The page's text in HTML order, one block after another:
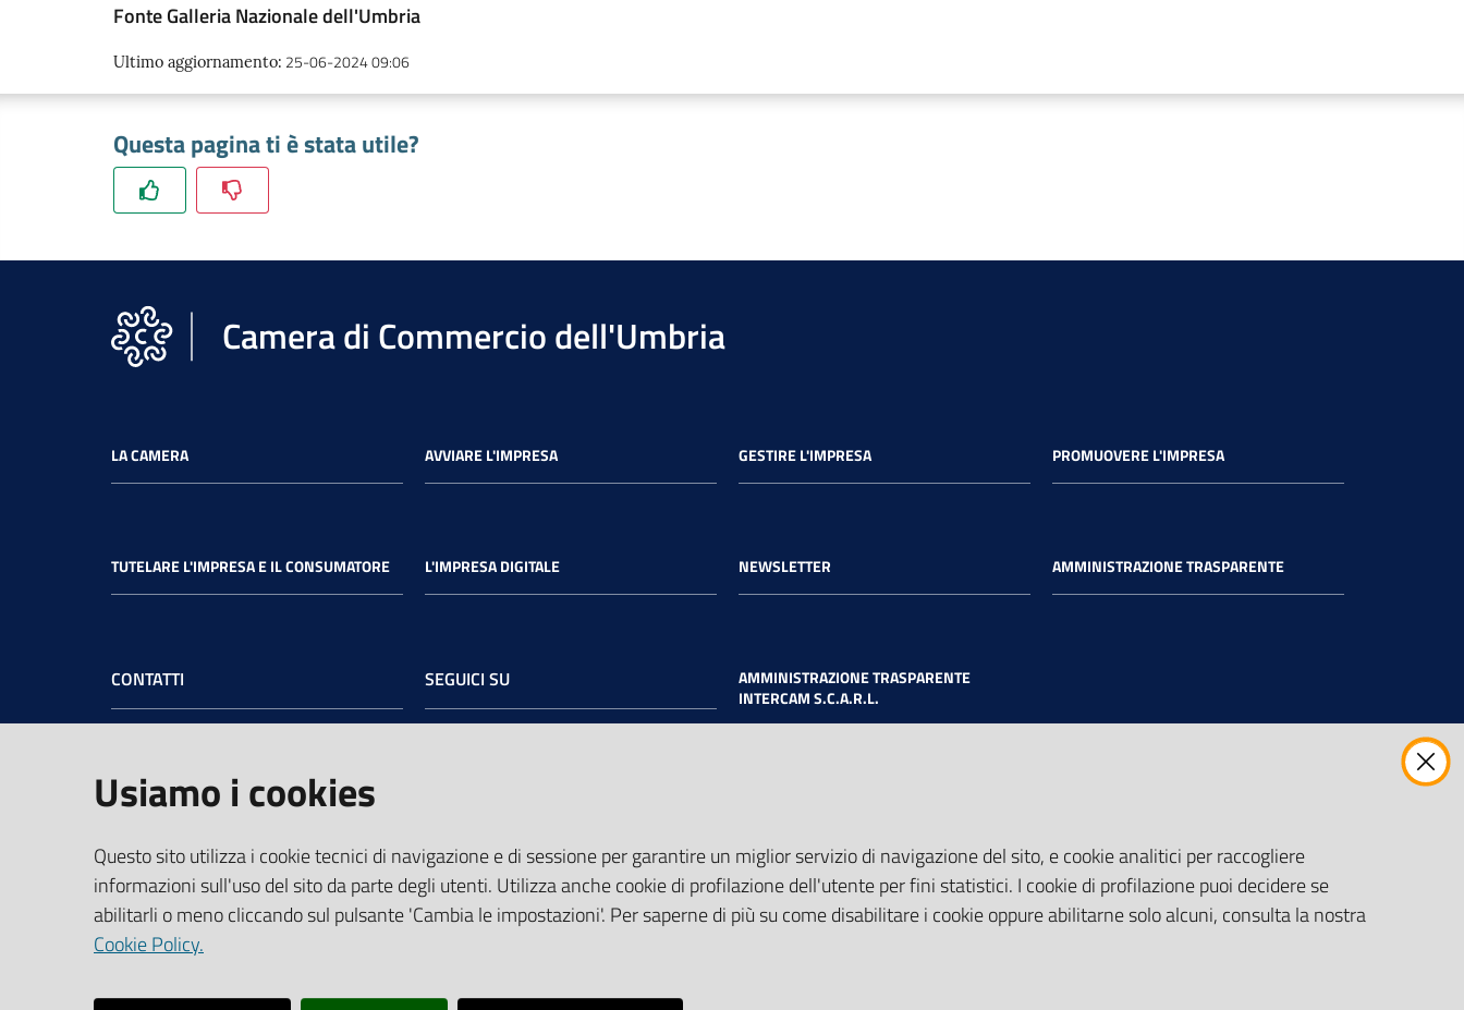
Fonte Galleria Nazionale dell'Umbria
Ultimo aggiornamento: 25-06-2024 09:06
Questa pagina ti è stata utile?
Camera di Commercio dell'Umbria
LA CAMERA AVVIARE L'IMPRESA GESTIRE L'IMPRESA PROMUOVERE L'IMPRESA
TUTELARE L'IMPRESA E IL CONSUMATORE L'IMPRESA DIGITALE NEWSLETTER AMMINISTRAZIONE TRASPARENTE
CONTATTI
06121 Perugia - tel.+39 075 57481
05100 Terni - tel.
+39 0744 4891
PEC:cciaa@pec.umbria.camcom.it
Codice Fiscale e Partita IVA:
03764550541
SEGUICI SU
AMMINISTRAZIONE TRASPARENTE
INTERCAM S.C.A.R.L.
Usiamo i cookies
Questo sito utilizza i cookie tecnici di navigazione e di sessione per garantire un miglior servizio di navigazione del sito, e cookie analitici per raccogliere
informazioni sull'uso del sito da parte degli utenti. Utilizza anche cookie di profilazione dell'utente per fini statistici. I cookie di profilazione puoi decidere se
abilitarli o meno cliccando sul pulsante 'Cambia le impostazioni'. Per saperne di più su come disabilitare i cookie oppure abilitarne solo alcuni, consulta la nostra
Cookie Policy.